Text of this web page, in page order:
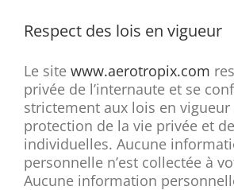
Respect des lois en vigueur
Le site www.aerotropix.com
privée de l’internaute et se
strictement aux lois en vigueur
protection de la vie privée et
individuelles. Aucune
personnelle n’est collectée à
Aucune information